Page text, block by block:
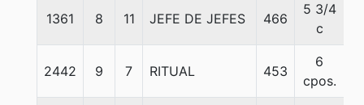
1361 8 11 JEFE DE JEFES 466
5 3/4
c
2442 9 7 RITUAL 453
6
cpos.